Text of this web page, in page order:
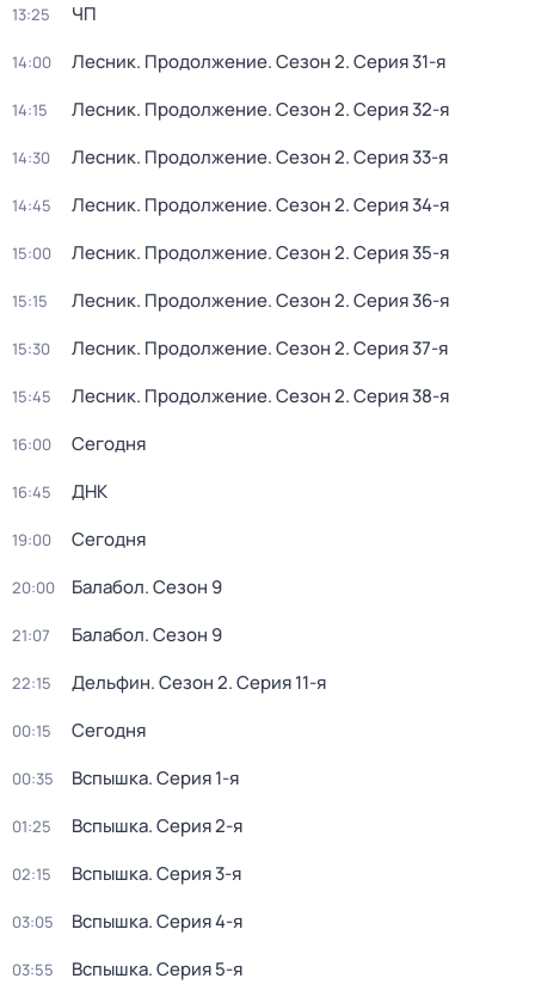
13:25 ЧП
14:00 Лесник. Продолжение. Сезон 2. Серия 31-я
14:15 Лесник. Продолжение. Сезон 2. Серия 32-я
14:30 Лесник. Продолжение. Сезон 2. Серия 33-я
14:45 Лесник. Продолжение. Сезон 2. Серия 34-я
15:00 Лесник. Продолжение. Сезон 2. Серия 35-я
15:15 Лесник. Продолжение. Сезон 2. Серия 36-я
15:30 Лесник. Продолжение. Сезон 2. Серия 37-я
15:45 Лесник. Продолжение. Сезон 2. Серия 38-я
16:00 Сегодня
16:45 ДНК
19:00 Сегодня
20:00 Балабол. Сезон 9
21:07 Балабол. Сезон 9
22:15 Дельфин. Сезон 2. Серия 11-я
00:15 Сегодня
00:35 Вспышка. Серия 1-я
01:25 Вспышка. Серия 2-я
02:15 Вспышка. Серия 3-я
03:05 Вспышка. Серия 4-я
03:55 Вспышка. Серия 5-я